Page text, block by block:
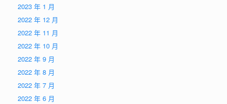
2023 年 1 月
2022 年 12 月
2022 年 11 月
2022 年 10 月
2022 年 9 月
2022 年 8 月
2022 年 7 月
2022 年 6 月